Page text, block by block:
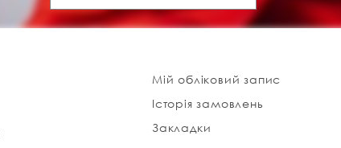
Мій обліковий запис
Історія замовлень
Закладки